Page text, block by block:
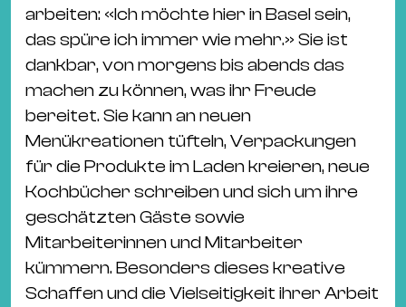
arbeiten: «Ich möchte hier in Basel sein,
das spüre ich immer wie mehr.» Sie ist
dankbar, von morgens bis abends das
machen zu können, was ihr Freude
bereitet. Sie kann an neuen
Menükreationen tüfteln, Verpackungen
für die Produkte im Laden kreieren, neue
Kochbücher schreiben und sich um ihre
geschätzten Gäste sowie
Mitarbeiterinnen und Mitarbeiter
kümmern. Besonders dieses kreative
Schaffen und die Vielseitigkeit ihrer Arbeit